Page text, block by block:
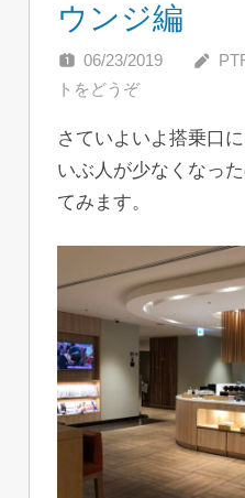
ウンジ編
06/23/2019
トをどうぞ
さていよいよ搭乗口
いぶ人が少なくなっ
てみます。